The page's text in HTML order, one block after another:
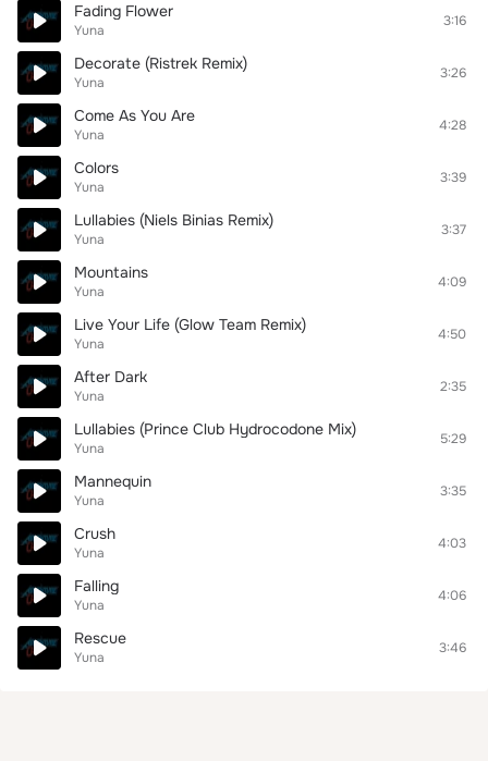
Fading Flower
Yuna
3:16
Decorate (Ristrek Remix)
Yuna
3:26
Come As You Are
Yuna
4:28
Colors
Yuna
3:39
Lullabies (Niels Binias Remix)
Yuna
3:37
Mountains
Yuna
4:09
Live Your Life (Glow Team Remix)
Yuna
4:50
After Dark
Yuna
2:35
Lullabies (Prince Club Hydrocodone Mix)
Yuna
5:29
Mannequin
Yuna
3:35
Crush
Yuna
4:03
Falling
Yuna
4:06
Rescue
Yuna
3:46